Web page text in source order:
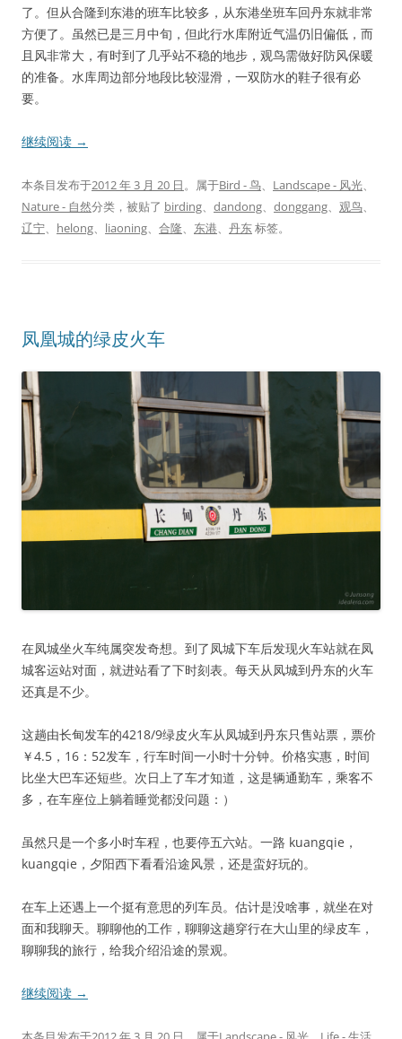
了。但从合隆到东港的班车比较多，从东港坐班车回丹东就非常
方便了。虽然已是三月中旬，但此行水库附近气温仍旧偏低，而
且风非常大，有时到了几乎站不稳的地步，观鸟需做好防风保暖
的准备。水库周边部分地段比较湿滑，一双防水的鞋子很有必
要。
继续阅读 →
本条目发布于2012 年 3 月 20 日。属于Bird - 鸟、 Landscape - 风光、
Nature - 自然分类，被贴了 birding、 dandong、 donggang、 观鸟、
辽宁、 helong、 liaoning、 合隆、 东港、 丹东标签。
凤凰城的绿皮火车
在凤城坐火车纯属突发奇想。到了凤城下车后发现火车站就在凤
城客运站对面，就进站看了下时刻表。每天从凤城到丹东的火车
还真是不少。
这趟由长甸发车的4218/9绿皮火车从凤城到丹东只售站票，票价
￥4.5，16：52发车，行车时间一小时十分钟。价格实惠，时间
比坐大巴车还短些。次日上了车才知道，这是辆通勤车，乘客不
多，在车座位上躺着睡觉都没问题：）
虽然只是一个多小时车程，也要停五六站。一路 kuangqie，
kuangqie，夕阳西下看看沿途风景，还是蛮好玩的。
在车上还遇上一个挺有意思的列车员。估计是没啥事，就坐在对
面和我聊天。聊聊他的工作，聊聊这趟穿行在大山里的绿皮车，
聊聊我的旅行，给我介绍沿途的景观。
继续阅读 →